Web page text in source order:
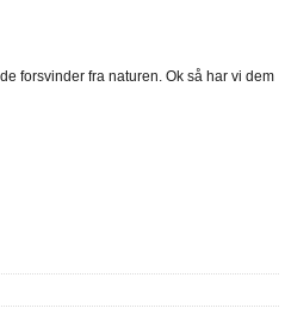
forsvinder fra naturen. Ok så har vi dem